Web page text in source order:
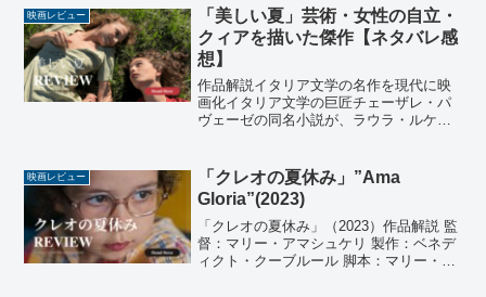
ー 出演：フランク・シナトラ、スターリ
ング・ヘ...
映画レビュー
「美しい夏」芸術・女性の自立・
クィアを描いた傑作【ネタバレ感
想】
作品解説イタリア文学の名作を現代に映
画化イタリア文学の巨匠チェーザレ・パ
ヴェーゼの同名小説が、ラウラ・ルケッ
に迫る時代を背景に、対照的な二人の少
女の交流が描かれます。そ...
映画レビュー
「クレオの夏休み」”Ama
Gloria”(2023)
「クレオの夏休み」（2023）作品解説 監
督：マリー・アマシュケリ 製作：ベネデ
ィクト・クーブルール 脚本：マリー・ア